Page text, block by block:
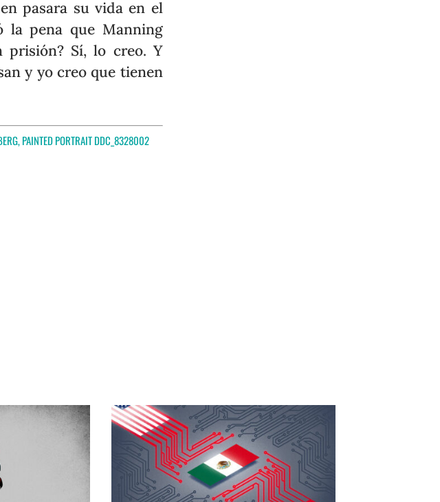
pasara su vida en el
la pena que Manning
prisión? Sí, lo creo. Y
y yo creo que tienen
PAINTED PORTRAIT DDC_8328002